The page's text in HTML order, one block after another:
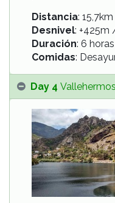
Distancia: 15,7km
Desnivel: +425m
Duración: 6 horas
Comidas:
Day 4